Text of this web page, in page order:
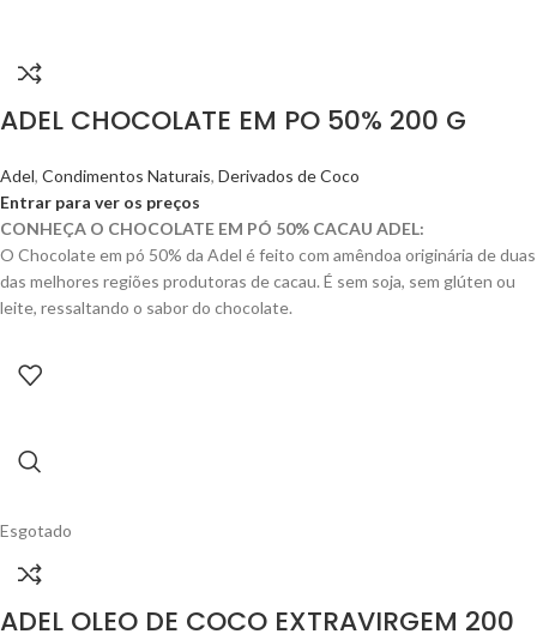
ADEL CHOCOLATE EM PO 50% 200 G
Adel, Condimentos Naturais, Derivados de Coco
Entrar para ver os preços
CONHEÇA O CHOCOLATE EM PÓ 50% CACAU ADEL:
O Chocolate em pó 50% da Adel é feito com amêndoa originária de duas
das melhores regiões produtoras de cacau. É sem soja, sem glúten ou
leite, ressaltando o sabor do chocolate.
Esgotado
ADEL OLEO DE COCO EXTRAVIRGEM 200